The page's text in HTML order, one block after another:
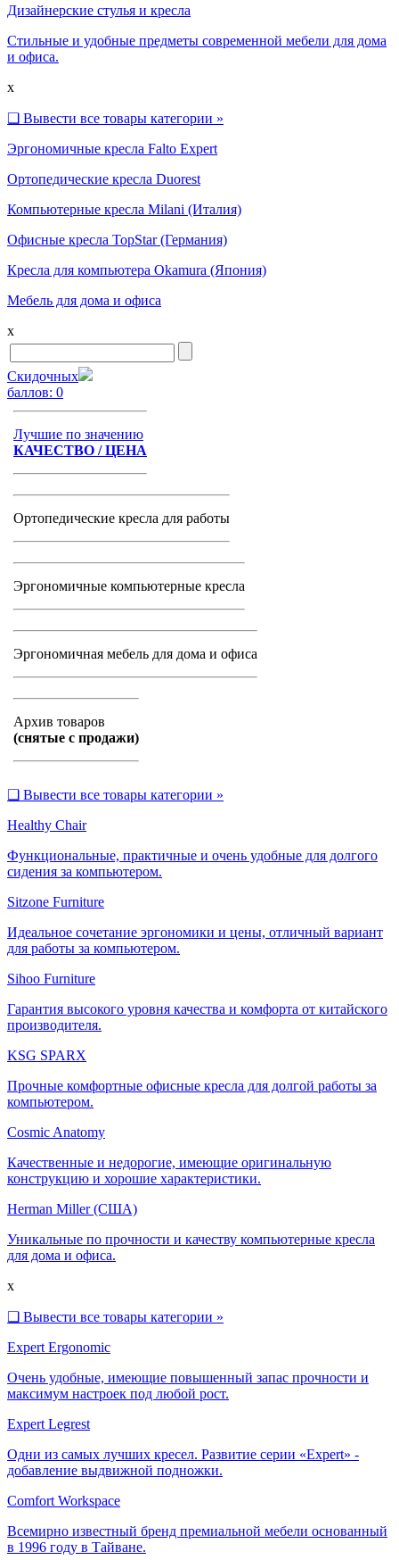
Дизайнерские стулья и кресла
Стильные и удобные предметы современной мебели для дома
и офиса.
x
❑ Вывести все товары категории »
Эргономичные кресла Falto Expert
Ортопедические кресла Duorest
Компьютерные кресла Milani (Италия)
Офисные кресла TopStar (Германия)
Кресла для компьютера Okamura (Япония)
Мебель для дома и офиса
x
Скидочных
баллов: 0
Лучшие по значению
КАЧЕСТВО / ЦЕНА
Ортопедические кресла для работы
Эргономичные компьютерные кресла
Эргономичная мебель для дома и офиса
Архив товаров
(снятые с продажи)
❑ Вывести все товары категории »
Healthy Chair
Функциональные, практичные и очень удобные для долгого
сидения за компьютером.
Sitzone Furniture
Идеальное сочетание эргономики и цены, отличный вариант
для работы за компьютером.
Sihoo Furniture
Гарантия высокого уровня качества и комфорта от китайского
производителя.
KSG SPARX
Прочные комфортные офисные кресла для долгой работы за
компьютером.
Cosmic Anatomy
Качественные и недорогие, имеющие оригинальную
конструкцию и хорошие характеристики.
Herman Miller (США)
Уникальные по прочности и качеству компьютерные кресла
для дома и офиса.
x
❑ Вывести все товары категории »
Expert Ergonomic
Очень удобные, имеющие повышенный запас прочности и
максимум настроек под любой рост.
Expert Legrest
Одни из самых лучших кресел. Развитие серии «Expert» -
добавление выдвижной подножки.
Comfort Workspace
Всемирно известный бренд премиальной мебели основанный
в 1996 году в Тайване.